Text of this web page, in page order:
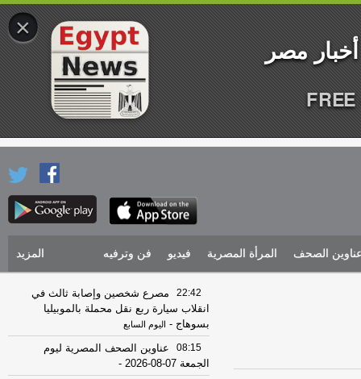
الصحف المرأة المصرية فيديو فن وترفيه المزيد
22:42
مصرع شخصين وإصابة ثالث في
انقلاب سيارة ربع نقل محملة بالموبيليا
بسوهاج - اليوم السابع
08:15
عناوين الصحف المصرية ليوم
الجمعة 07-08-2026
-
×